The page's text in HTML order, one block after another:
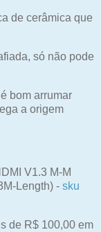
de cerâmica que
só não pode
bom arrumar
a origem
V1.3 M-M
Length) - sku
de R$ 100,00 em